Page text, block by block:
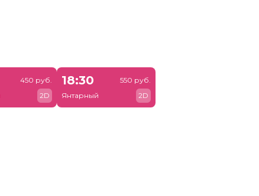
450 руб.
2D
18:30
Янтарный
550 руб.
2D